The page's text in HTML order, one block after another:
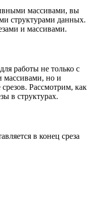
массивами, вы
структурами данных.
и массивами.
работы не только с
массивами, но и
Рассмотрим, как
в структурах.
в конец среза